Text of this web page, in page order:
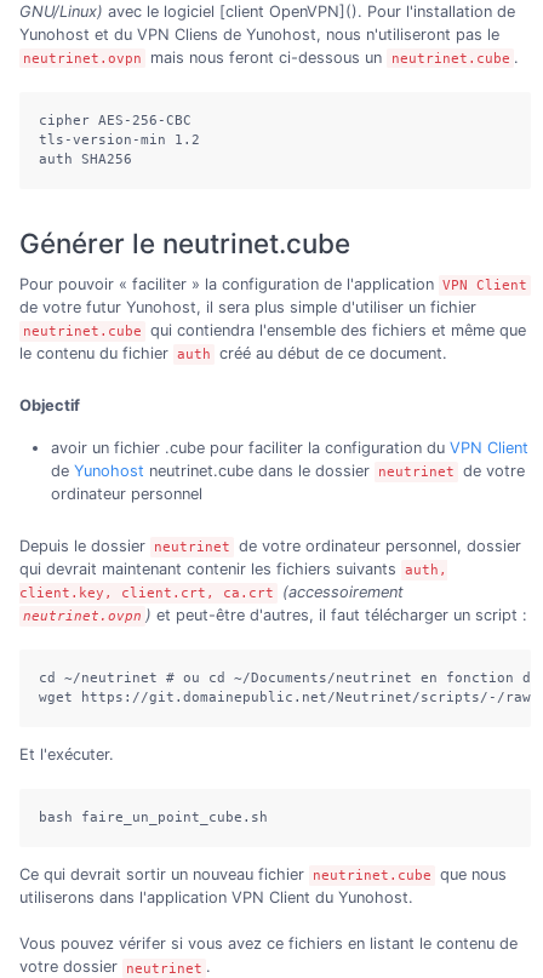
GNU/Linux) avec le logiciel [client OpenVPN](). Pour l'installation de
Yunohost et du VPN Cliens de Yunohost, nous n'utiliseront pas le
neutrinet.ovpn mais nous feront ci-dessous un neutrinet.cube .
cipher AES-256-CBC
tls-version-min 1.2
auth SHA256
Générer le neutrinet.cube
Pour pouvoir « faciliter » la configuration de l'application VPN Client
de votre futur Yunohost, il sera plus simple d'utiliser un fichier
neutrinet.cube
qui contiendra l'ensemble des fichiers et même que
le contenu du fichier auth créé au début de ce document.
Objectif
avoir un fichier .cube pour faciliter la configuration du VPN Client
de Yunohost neutrinet.cube dans le dossier neutrinet
de votre
ordinateur personnel
Depuis le dossier neutrinet
de votre ordinateur personnel, dossier
qui devrait maintenant contenir les fichiers suivants
auth,
client.key, client.crt, ca.crt
(accessoirement
neutrinet.ovpn ) et peut-être d'autres, il faut télécharger un script :
cd ~/neutrinet # ou cd ~/Documents/neutrinet en fonction
wget https://git.domainepublic.net/Neutrinet/scripts/-/raw/
Et l'exécuter.
bash faire_un_point_cube.sh
Ce qui devrait sortir un nouveau fichier neutrinet.cube
que nous
utiliserons dans l'application VPN Client du Yunohost.
Vous pouvez vérifer si vous avez ce fichiers en listant le contenu de
votre dossier
neutrinet .